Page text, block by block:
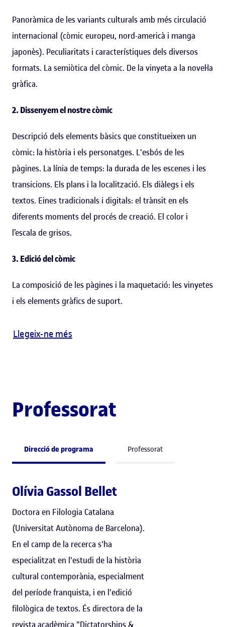
Panoràmica de les variants culturals amb més circulació
internacional (còmic europeu, nord-americà i manga
japonès). Peculiaritats i característiques dels diversos
formats. La semiòtica del còmic. De la vinyeta a la novel·la
gràfica.
2. Dissenyem el nostre còmic
Descripció dels elements bàsics que constitueixen un
còmic: la història i els personatges. L'esbós de les
pàgines. La línia de temps: la durada de les escenes i les
transicions. Els plans i la localització. Els diàlegs i els
textos. Eines tradicionals i digitals: el trànsit en els
diferents moments del procés de creació. El color i
l’escala de grisos.
3. Edició del còmic
La composició de les pàgines i la maquetació: les vinyetes
i els elements gràfics de suport.
Llegeix-ne més
Professorat
Direcció de programa Professorat
Olívia Gassol Bellet
Doctora en Filologia Catalana
(Universitat Autònoma de Barcelona).
En el camp de la recerca s'ha
especialitzat en l'estudi de la història
cultural contemporània, especialment
del període franquista, i en l'edició
filològica de textos. És directora de la
revista acadèmica "Dictatorships &